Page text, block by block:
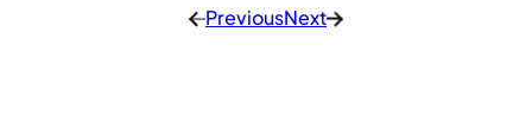
←PreviousNext→